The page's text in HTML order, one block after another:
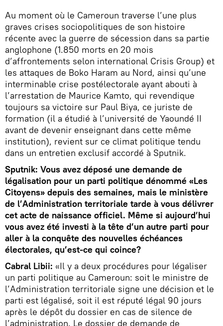
Au moment où le Cameroun traverse l’une plus
graves crises sociopolitiques de son histoire
récente avec la guerre de sécession dans sa partie
anglophone (1.850 morts en 20 mois
d’affrontements selon international Crisis Group) et
les attaques de Boko Haram au Nord, ainsi qu’une
interminable crise postélectorale ayant abouti à
l’arrestation de Maurice Kamto, qui revendique
toujours sa victoire sur Paul Biya, ce juriste de
formation (il a étudié à l’université de Yaoundé II
avant de devenir enseignant dans cette même
institution), revient sur ce climat politique tendu
dans un entretien exclusif accordé à Sputnik.
Sputnik: Vous avez déposé une demande de
légalisation pour un parti politique dénommé «Les
Citoyens» depuis des semaines, mais le ministère
de l’Administration territoriale tarde à vous délivrer
cet acte de naissance officiel. Même si aujourd’hui
vous avez été investi à la tête d’un autre parti pour
aller à la conquête des nouvelles échéances
électorales, qu’est-ce qui coince?
Cabral Libii: «Il y a deux procédures pour légaliser
un parti politique au Cameroun: soit le ministre de
l’Administration territoriale signe une décision et le
parti est légalisé, soit il est réputé légal 90 jours
après le dépôt du dossier en cas de silence de
l’administration. Le dossier de demande de